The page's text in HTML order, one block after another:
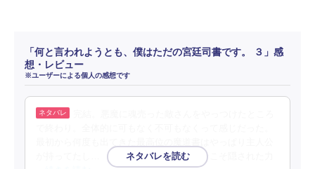
「何と言われようとも、僕はただの宮廷司書です。 ３」感
想・レビュー
※ユーザーによる個人の感想です
が持ってたし… 話が続いて、何度もこそこそ隠された力